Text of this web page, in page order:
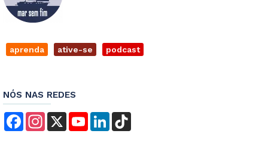
aprenda ative-se podcast
NÓS NAS REDES
FacebookInstagram
X YouTubeLinkedIn